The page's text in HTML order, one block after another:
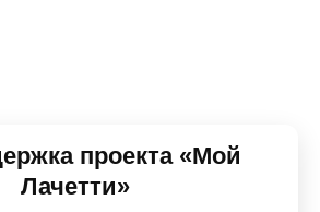
проекта «Мой
Лачетти»